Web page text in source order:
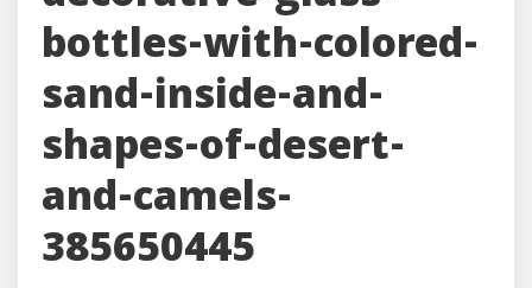
bottles-with-colored-
sand-inside-and-
shapes-of-desert-
and-camels-
385650445